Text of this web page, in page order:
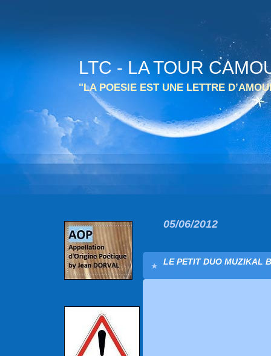
LTC - LA TOUR
"LA POESIE EST UNE LETTRE
05/06/2012
LE PETIT DUO MUZIKAL